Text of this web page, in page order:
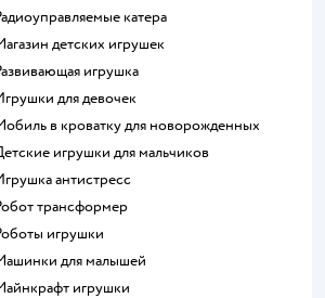
Радиоуправляемые катера
Магазин детских игрушек
Развивающая игрушка
Игрушки для девочек
Мобиль в кроватку для новорожденных
Детские игрушки для мальчиков
Игрушка антистресс
Робот трансформер
Роботы игрушки
Машинки для малышей
Майнкрафт игрушки